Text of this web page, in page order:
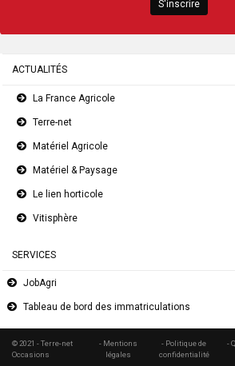
S'inscrire
ACTUALITÉS
La France Agricole
Terre-net
Matériel Agricole
Matériel & Paysage
Le lien horticole
Vitisphère
SERVICES
JobAgri
Tableau de bord des immatriculations
© 2021 - Terre-net
Occasions
- Mentions
légales
- Politique de
confidentialité
-